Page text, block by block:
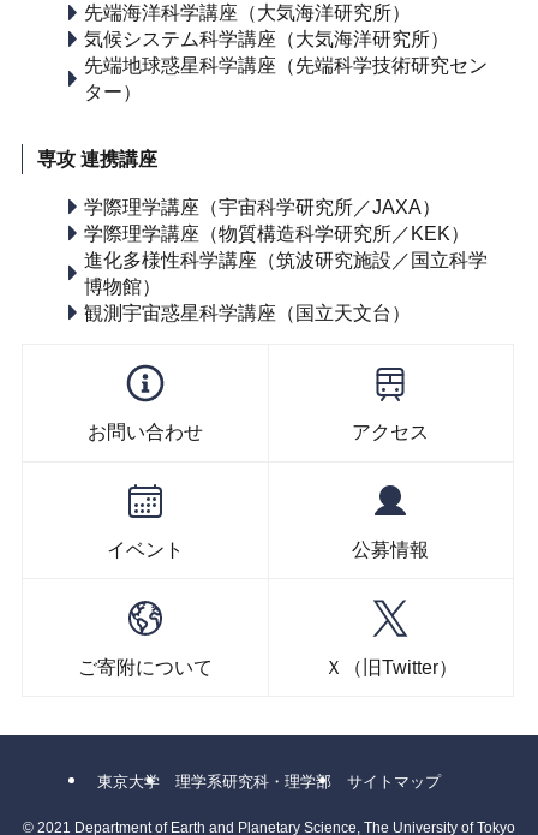
先端海洋科学講座（大気海洋研究所）
気候システム科学講座（大気海洋研究所）
先端地球惑星科学講座（先端科学技術研究セン
ター）
専攻 連携講座
学際理学講座（宇宙科学研究所／JAXA）
学際理学講座（物質構造科学研究所／KEK）
進化多様性科学講座（筑波研究施設／国立科学
博物館）
観測宇宙惑星科学講座（国立天文台）
お問い合わせ アクセス
イベント 公募情報
ご寄附について Ｘ（旧Twitter）
東京大学 理学系研究科・理学部 サイトマップ
© 2021 Department of Earth and Planetary Science, The University of Tokyo